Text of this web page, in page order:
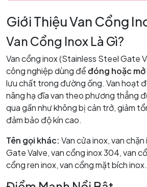
Giới Thiệu Van Cổng
Van Cổng Inox Là Gì?
Van cổng inox (Stainless Steel Gate
công nghiệp dùng đểđóng hoặc
lưu chất trong đường ống. Van hoạt
nâng hạ đĩa van theo phương thẳng
qua gần như không bị cản trở, giảm
đảm bảo độ kín cao.
Tên gọi khác: Van cửa inox, van
Gate Valve, van cổng inox 304, van
cổng ren inox, van cổng mặt bích inox.